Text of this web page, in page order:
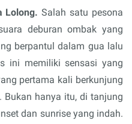
Lolong.Salah satu pesona
deburan ombak yang
berpantul dalam gua lalu
ini memiliki sensasi yang
pertama kali berkunjung
hanya itu, di tanjung
dan sunrise yang indah.